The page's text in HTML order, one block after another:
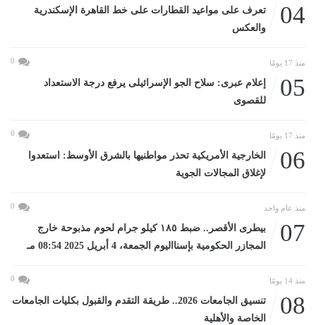
04
تعرف على مواعيد القطارات على خط القاهرة الإسكندرية
والعكس
منذ 17 يومًا 0
05
إعلام عبرى: سلاح الجو الإسرائيلى يرفع درجة الاستعداد
للقصوى
منذ 17 يومًا 0
06
الخارجية الأمريكية تحذر مواطنيها بالشرق الأوسط: استعدوا
لإغلاق المجالات الجوية
منذ عام واحد 0
07
بيطرى الأقصر.. ضبط ١٨٥ كيلو جرام لحوم مذبوحة خارج
المجازر الحكومية بإسنااليوم الجمعة، 4 أبريل 2025 08:54 مـ
منذ 14 يومًا 0
08
تنسيق الجامعات 2026.. طريقة التقدم والقبول بكليات الجامعات
الخاصة والأهلية